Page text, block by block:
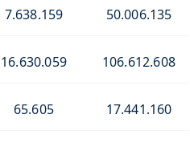
7.638.159 50.006.135
16.630.059 106.612.608
65.605 17.441.160